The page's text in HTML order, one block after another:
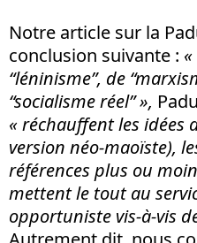
Notre article sur la
conclusion suivante :
“léninisme”, de
“socialisme réel” »,
« réchauffent les idées
version néo-maoïste),
références plus ou
mettent le tout au
opportuniste vis-à-vis